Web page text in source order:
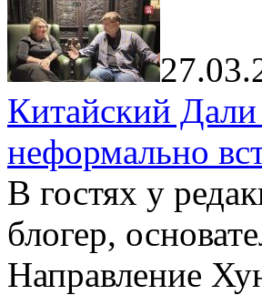
Китайский
неформально
В гостях у
блогер,
Направление